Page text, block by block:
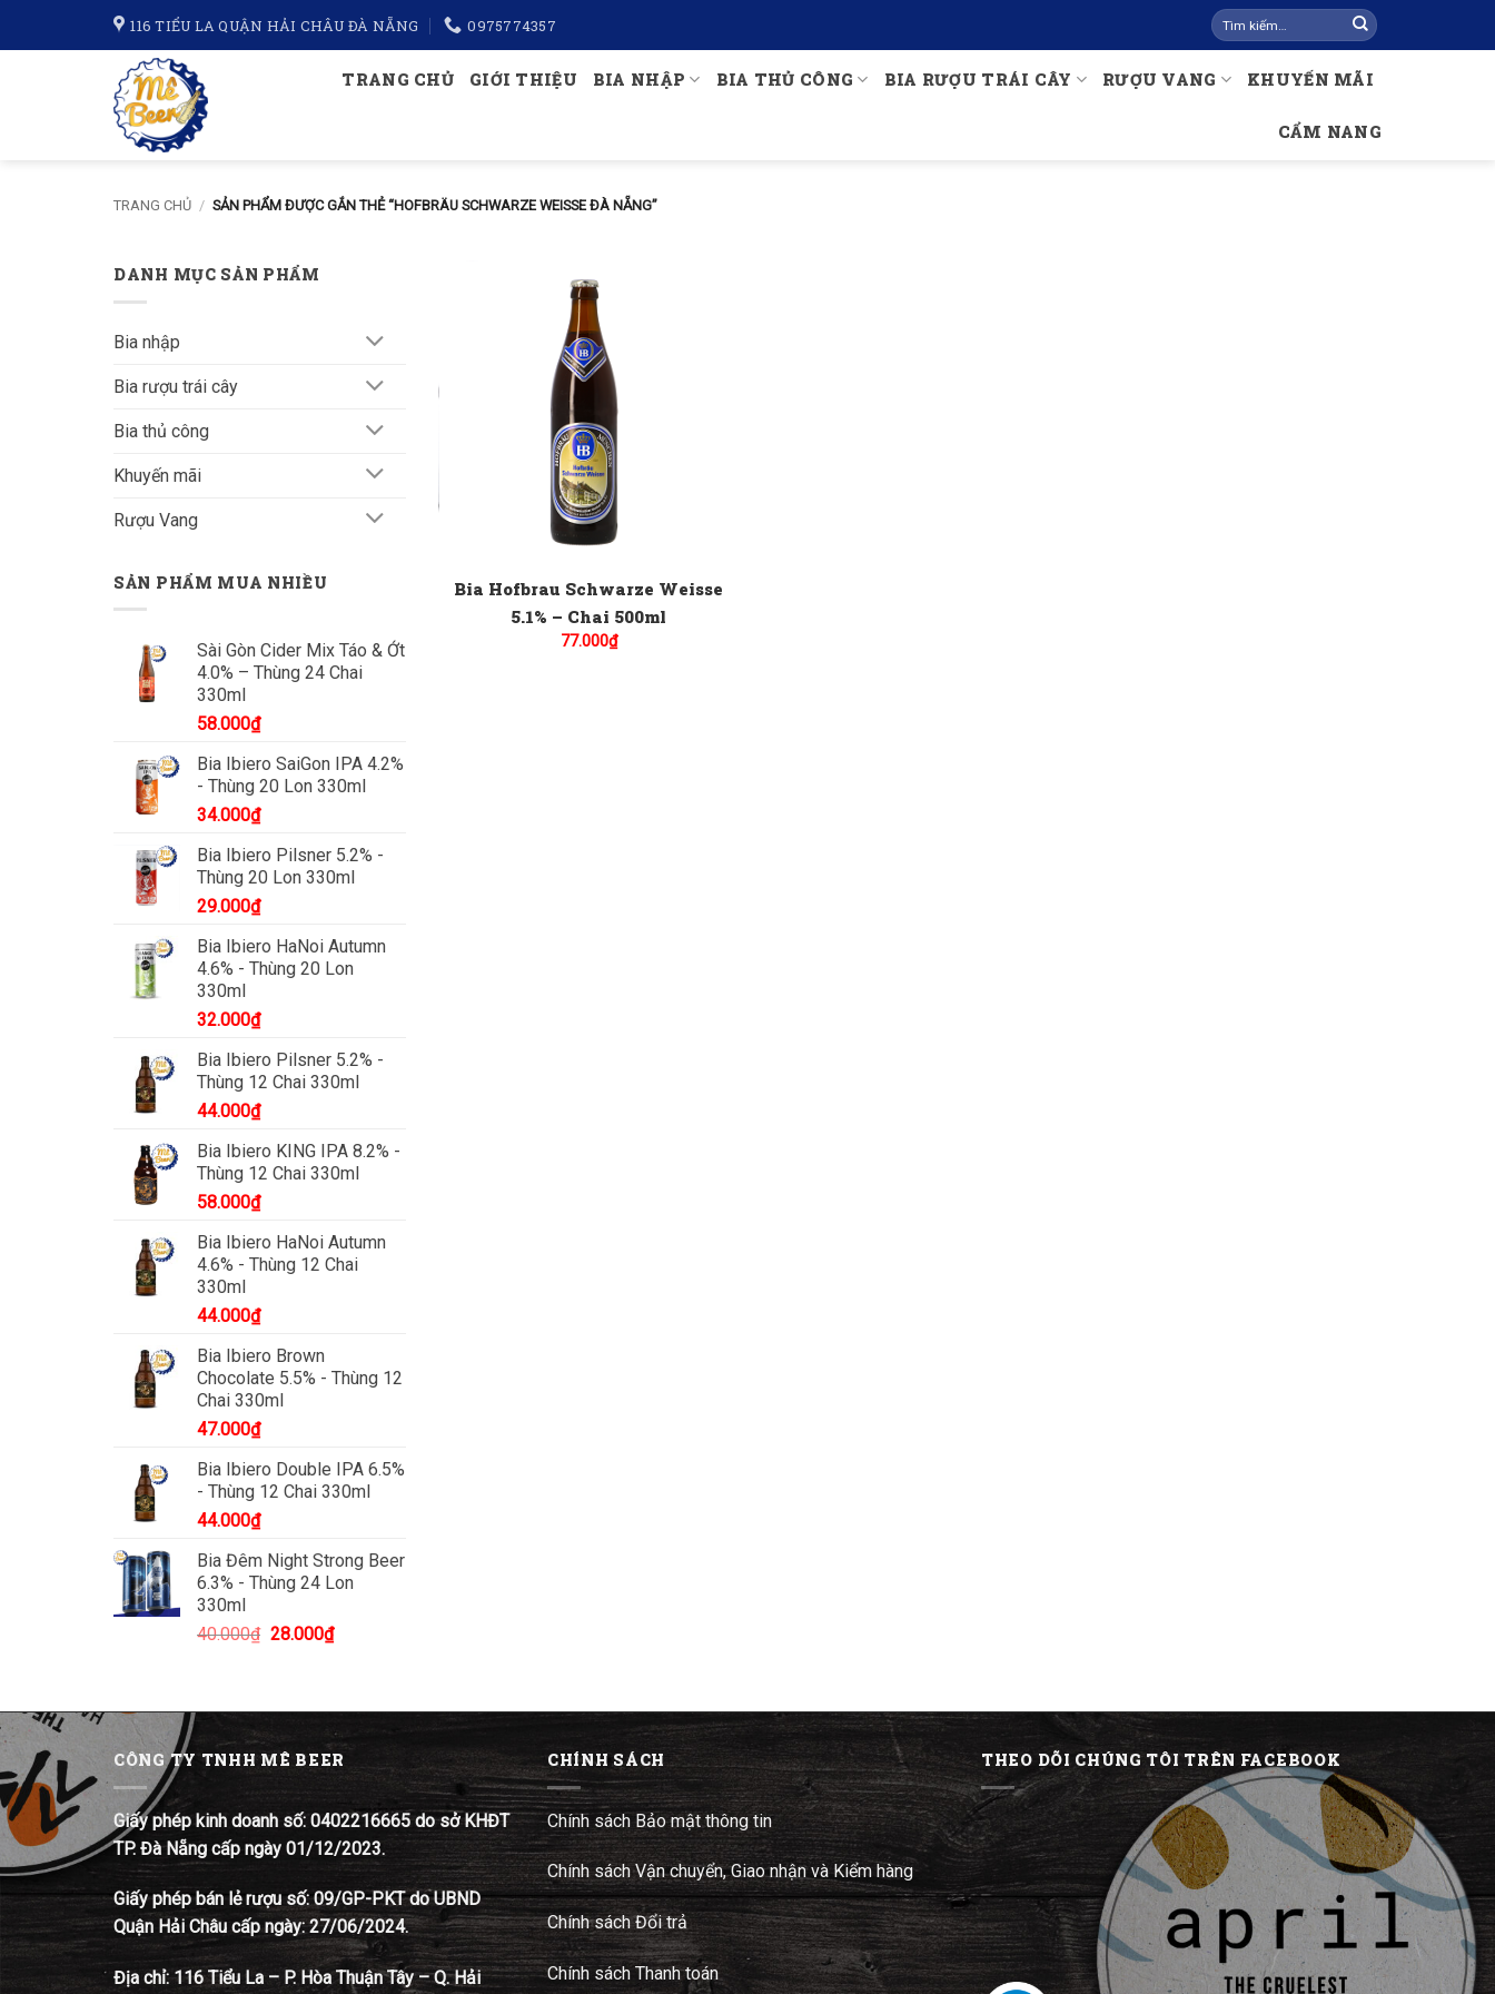
116 TIỂU LA QUẬN HẢI CHÂU ĐÀ NẴNG 0975774357
Tìm
kiếm:
TRANG CHỦ GIỚI THIỆU BIA NHẬP BIA THỦ CÔNG BIA RƯỢU TRÁI CÂY RƯỢU VANG KHUYẾN MÃI
CẨM NANG
TRANG CHỦ / SẢN PHẨM ĐƯỢC GẮN THẺ “HOFBRÄU SCHWARZE WEISSE ĐÀ NẴNG”
DANH MỤC SẢN PHẨM
Bia nhập
Bia rượu trái cây
Bia thủ công
Khuyến mãi
Rượu Vang
SẢN PHẨM MUA NHIỀU
Sài Gòn Cider Mix Táo & Ớt
4.0% – Thùng 24 Chai
330ml
58.000₫
Bia Ibiero SaiGon IPA 4.2%
- Thùng 20 Lon 330ml
34.000₫
Bia Ibiero Pilsner 5.2% -
Thùng 20 Lon 330ml
29.000₫
Bia Ibiero HaNoi Autumn
4.6% - Thùng 20 Lon
330ml
32.000₫
Bia Ibiero Pilsner 5.2% -
Thùng 12 Chai 330ml
44.000₫
Bia Ibiero KING IPA 8.2% -
Thùng 12 Chai 330ml
58.000₫
Bia Ibiero HaNoi Autumn
4.6% - Thùng 12 Chai
330ml
44.000₫
Bia Ibiero Brown
Chocolate 5.5% - Thùng 12
Chai 330ml
47.000₫
Bia Ibiero Double IPA 6.5%
- Thùng 12 Chai 330ml
44.000₫
Bia Đêm Night Strong Beer
6.3% - Thùng 24 Lon
330ml
40.000₫ Giá
28.000₫Giá
Bia Hofbrau Schwarze Weisse
5.1% – Chai 500ml
77.000₫
CÔNG TY TNHH MÊ BEER
Giấy phép kinh doanh số: 0402216665 do sở KHĐT
TP. Đà Nẵng cấp ngày 01/12/2023.
Giấy phép bán lẻ rượu số: 09/GP-PKT do UBND
Quận Hải Châu cấp ngày: 27/06/2024.
Địa chỉ: 116 Tiểu La – P. Hòa Thuận Tây – Q. Hải
CHÍNH SÁCH
Chính sách Bảo mật thông tin
Chính sách Vận chuyển, Giao nhận và Kiểm hàng
Chính sách Đổi trả
Chính sách Thanh toán
THEO DÕI CHÚNG TÔI TRÊN FACEBOOK